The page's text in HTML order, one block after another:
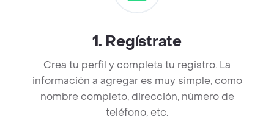
1. Regístrate
Crea tu perfil y completa tu registro. La
información a agregar es muy simple, como
nombre completo, dirección, número de
teléfono, etc.